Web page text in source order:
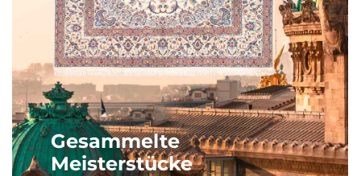
Gesammelte
Meisterstücke